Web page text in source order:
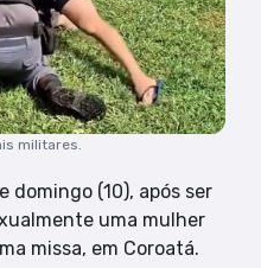
militares.
domingo (10), após ser
uma mulher
missa, em Coroatá.